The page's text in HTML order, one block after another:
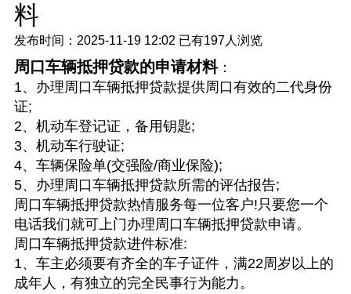
料
发布时间：2025-11-19 12:02 已有197人浏览
周口车辆抵押贷款的申请材料：
1、办理周口车辆抵押贷款提供周口有效的二代身份
证;
2、机动车登记证，备用钥匙;
3、机动车行驶证;
4、车辆保险单(交强险/商业保险);
5、办理周口车辆抵押贷款所需的评估报告;
周口车辆抵押贷款热情服务每一位客户!只要您一个
电话我们就可上门办理周口车辆抵押贷款申请。
周口车辆抵押贷款进件标准:
1、车主必须要有齐全的车子证件，满22周岁以上的
成年人，有独立的完全民事行为能力。